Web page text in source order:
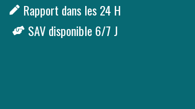
Rapport dans les 24 H
SAV disponible 6/7 J